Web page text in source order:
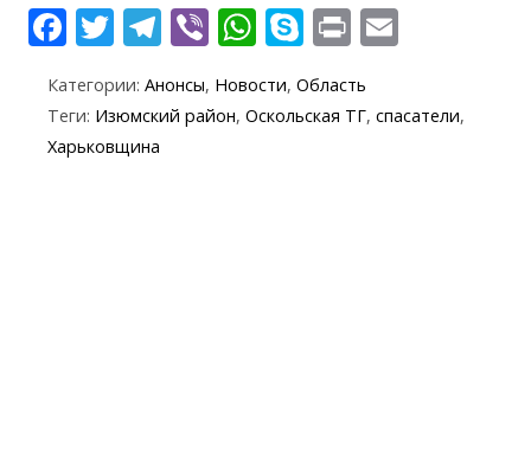
F
e
b
T
itt
er
T
e
gr
Vi
er
W
at
S
k
y
Pr
t ai
Категории: Анонсы, Новости, Область
Теги: Изюмский район, Оскольская ТГ, спасатели,
Харьковщина